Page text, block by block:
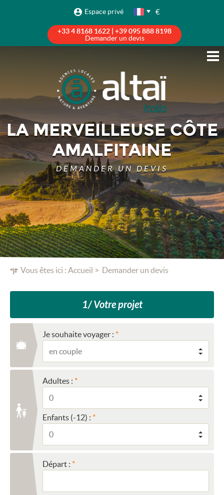
Espace privé €
+33 4 8168 1622 | +39 095 888 8198
Demander un devis
Vous êtes ici : Accueil Demander un devis
LA MERVEILLEUSE CÔTE
AMALFITAINE
DEMANDER UN DEVIS
1/ Votre projet
Je souhaite voyager :
Adultes :
Enfants (-12) :
Départ :